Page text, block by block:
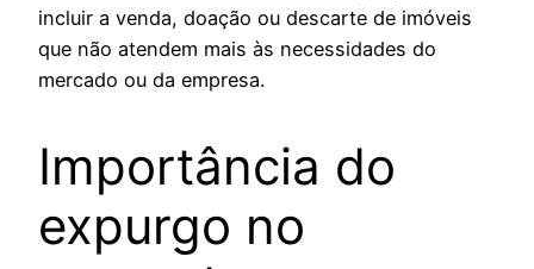
incluir a venda, doação ou descarte de imóveis
que não atendem mais às necessidades do
mercado ou da empresa.
Importância do
expurgo no